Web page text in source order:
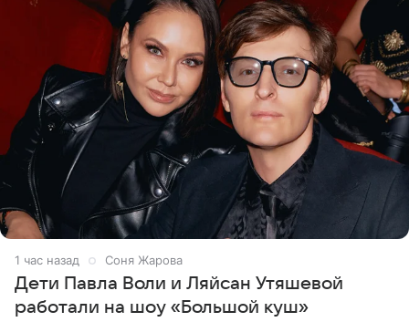
1 час назад Соня Жарова
Дети Павла Воли и Ляйсан Утяшевой
работали на шоу «Большой куш»